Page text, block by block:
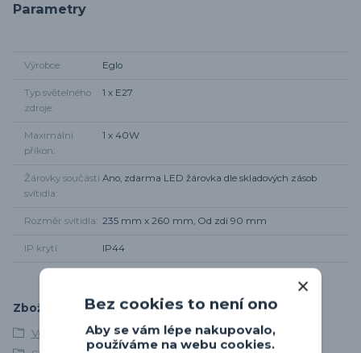
Parametry
Výrobce Eglo
Typ světelného
zdroje
1 x E27
Maximální
příkon
1 x 40W
Žárovky součástí
svítidla
Ano, zdarma LED žárovka dle skladových zásob
Rozměr svítidla 235 mm x 260 mm, Od zdi 90 mm
IP krytí IP44
Zboží zařazeno v kategoriích
Venkovní osvětlení
Bez cookies to není ono
Aby se vám lépe nakupovalo,
používáme na webu cookies.